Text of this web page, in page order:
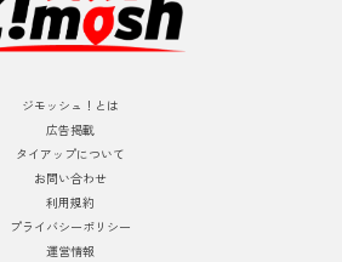
ジモッシュ！とは
広告掲載
タイアップについて
お問い合わせ
利用規約
プライバシーポリシー
運営情報